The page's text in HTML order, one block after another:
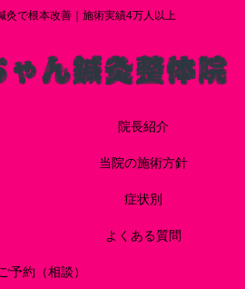
灸で根本改善｜施術実績4万人以上
院長紹介
当院の施術方針
症状別
よくある質問
ご予約（相談）